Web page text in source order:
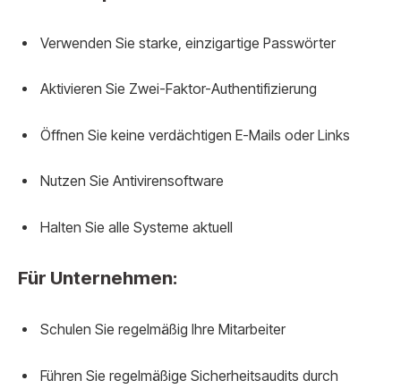
Verwenden Sie starke, einzigartige Passwörter
Aktivieren Sie Zwei-Faktor-Authentifizierung
Öffnen Sie keine verdächtigen E-Mails oder Links
Nutzen Sie Antivirensoftware
Halten Sie alle Systeme aktuell
Für Unternehmen:
Schulen Sie regelmäßig Ihre Mitarbeiter
Führen Sie regelmäßige Sicherheitsaudits durch